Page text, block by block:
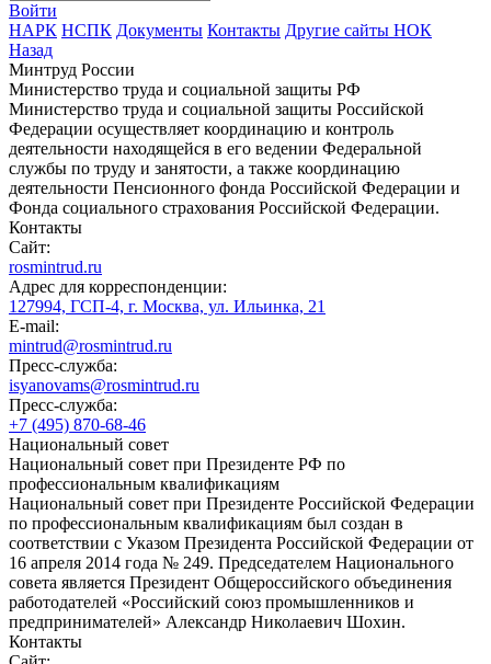
Войти
НАРК НСПК Документы Контакты Другие сайты НОК
Назад
Минтруд России
Министерство труда и социальной защиты РФ
Министерство труда и социальной защиты Российской
Федерации осуществляет координацию и контроль
деятельности находящейся в его ведении Федеральной
службы по труду и занятости, а также координацию
деятельности Пенсионного фонда Российской Федерации и
Фонда социального страхования Российской Федерации.
Контакты
Сайт:
rosmintrud.ru
Адрес для корреспонденции:
127994, ГСП-4, г. Москва, ул. Ильинка, 21
E-mail:
mintrud@rosmintrud.ru
Пресс-служба:
isyanovams@rosmintrud.ru
Пресс-служба:
+7 (495) 870-68-46
Национальный совет
Национальный совет при Президенте РФ по
профессиональным квалификациям
Национальный совет при Президенте Российской Федерации
по профессиональным квалификациям был создан в
соответствии с Указом Президента Российской Федерации от
16 апреля 2014 года № 249. Председателем Национального
совета является Президент Общероссийского объединения
работодателей «Российский союз промышленников и
предпринимателей» Александр Николаевич Шохин.
Контакты